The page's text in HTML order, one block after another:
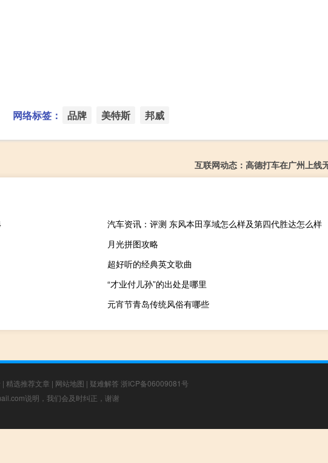
网络标签： 品牌 美特斯 邦威
互联网动态：高德打车在广州上线
汽车资讯：评测 东风本田享域怎么样及第四代胜达怎么样
月光拼图攻略
超好听的经典英文歌曲
“才业付儿孙”的出处是哪里
元宵节青岛传统风俗有哪些
| 精选推荐文章 | 网站地图 | 疑难解答 浙ICP备06009081号
说明，我们会及时纠正，谢谢